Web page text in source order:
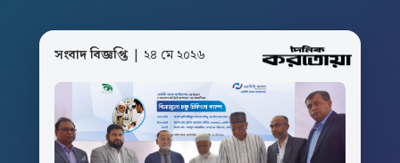
সংবাদ বিজ্ঞপ্তি | ২৪ মে ২০২৬